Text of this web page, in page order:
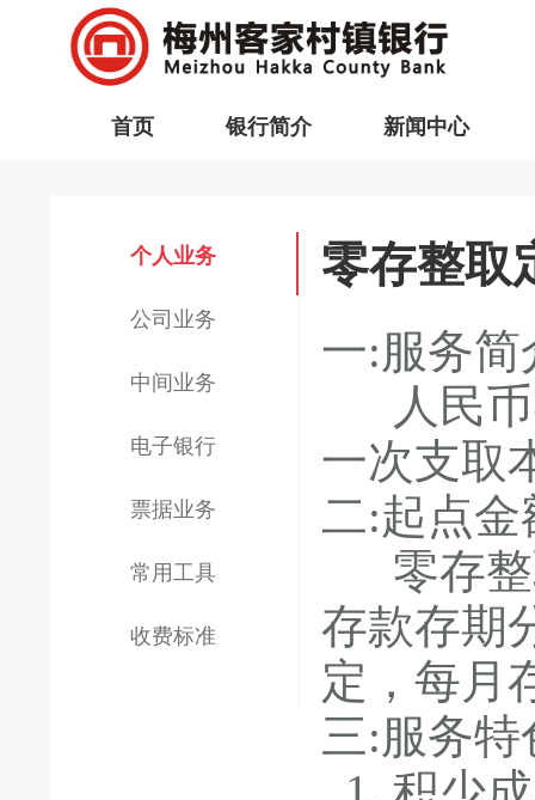
首页 银行简介 新闻中心
个人业务
公司业务
中间业务
电子银行
票据业务
常用工具
收费标准
零存整取
一:服务简
人民币
一次支取
二:起点金
零存整
存款存期
定，每月
三:服务特